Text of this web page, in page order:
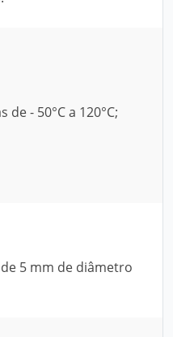
- 50°C a 120°C;
5 mm de diâmetro